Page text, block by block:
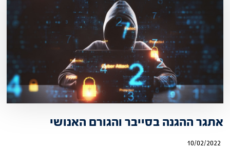
אתגר ההגנה בסייבר והגורם האנושי
10/02/2022